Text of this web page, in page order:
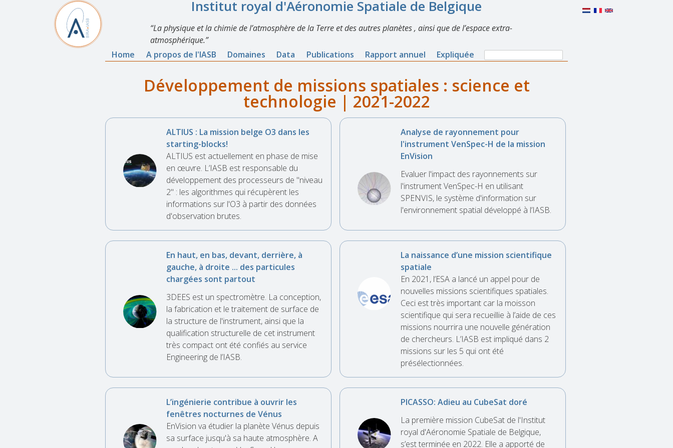
Institut royal d'Aéronomie Spatiale de Belgique
La physique et la chimie de l’atmosphère de la Terre et des autres planètes , ainsi que de l’espace extra-
atmosphérique.
Home
A propos de l'IASB Domaines Data Publications Rapport annuel Expliquée
Search
Search
Développement de missions spatiales : science et
technologie | 2021-2022
ALTIUS : La mission belge O3 dans les
starting-blocks!
ALTIUS est actuellement en phase de mise
en œuvre. L’IASB est responsable du
développement des processeurs de "niveau
2" : les algorithmes qui récupèrent les
informations sur l'O3 à partir des données
d'observation brutes.
Analyse de rayonnement pour
l'instrument VenSpec-H de la mission
EnVision
Evaluer l'impact des rayonnements sur
l'instrument VenSpec-H en utilisant
SPENVIS, le système d'information sur
l'environnement spatial développé à l’IASB.
En haut, en bas, devant, derrière, à
gauche, à droite ... des particules
chargées sont partout
3DEES est un spectromètre. La conception,
la fabrication et le traitement de surface de
la structure de l'instrument, ainsi que la
qualification structurelle de cet instrument
très compact ont été confiés au service
Engineering de l’IASB.
La naissance d’une mission scientifique
spatiale
En 2021, l’ESA a lancé un appel pour de
nouvelles missions scientifiques spatiales.
Ceci est très important car la moisson
scientifique qui sera recueillie à l’aide de ces
missions nourrira une nouvelle génération
de chercheurs. L’IASB est impliqué dans 2
missions sur les 5 qui ont été
présélectionnées.
L’ingénierie contribue à ouvrir les
fenêtres nocturnes de Vénus
EnVision va étudier la planète Vénus depuis
sa surface jusqu'à sa haute atmosphère. A
PICASSO: Adieu au CubeSat doré
La première mission CubeSat de l'Institut
royal d'Aéronomie Spatiale de Belgique,
s’est terminée en 2022. Elle a apporté de